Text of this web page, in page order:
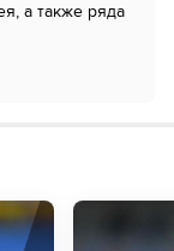
а также ряда